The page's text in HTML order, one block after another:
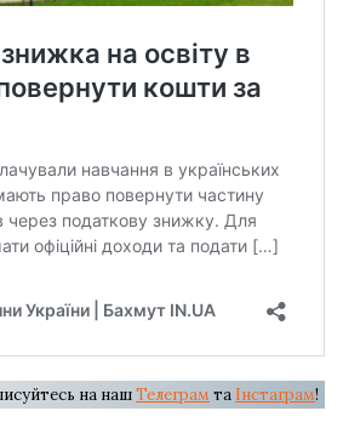
на нашТелеграм та Інстаграм!